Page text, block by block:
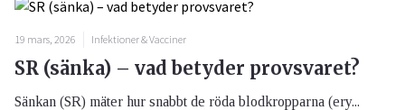
19 mars, 2026 Infektioner & Vacciner
SR (sänka) – vad betyder provsvaret?
Sänkan (SR) mäter hur snabbt de röda blodkropparna (ery...